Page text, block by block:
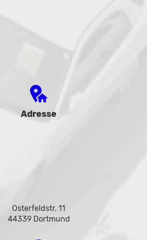
Adresse
Osterfeldstr. 11
44339 Dortmund